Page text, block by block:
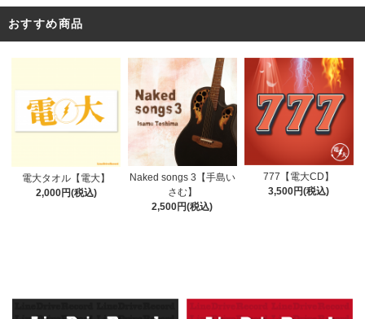
おすすめ商品
電大タオル【電大】
2,000円(税込)
Naked songs 3【手島い
さむ】
2,500円(税込)
777【電大CD】
3,500円(税込)